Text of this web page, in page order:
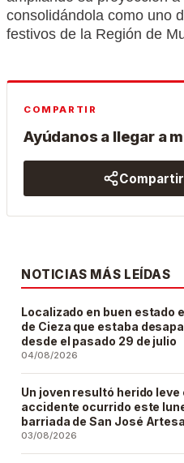
consolidándola como uno
festivos de la Región de
COMPARTIR
Ayúdanos a llegar a
NOTICIAS MÁS LEÍDAS
Localizado en buen estado
de Cieza que estaba
desde el pasado 29 de julio
04/08/2026
Un joven resultó herido leve
accidente ocurrido este
barriada de San José
03/08/2026